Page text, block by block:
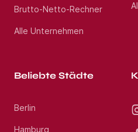
Brutto-Netto-Rechner
Alle Unternehmen
Beliebte Städte
Berlin
Hamburg